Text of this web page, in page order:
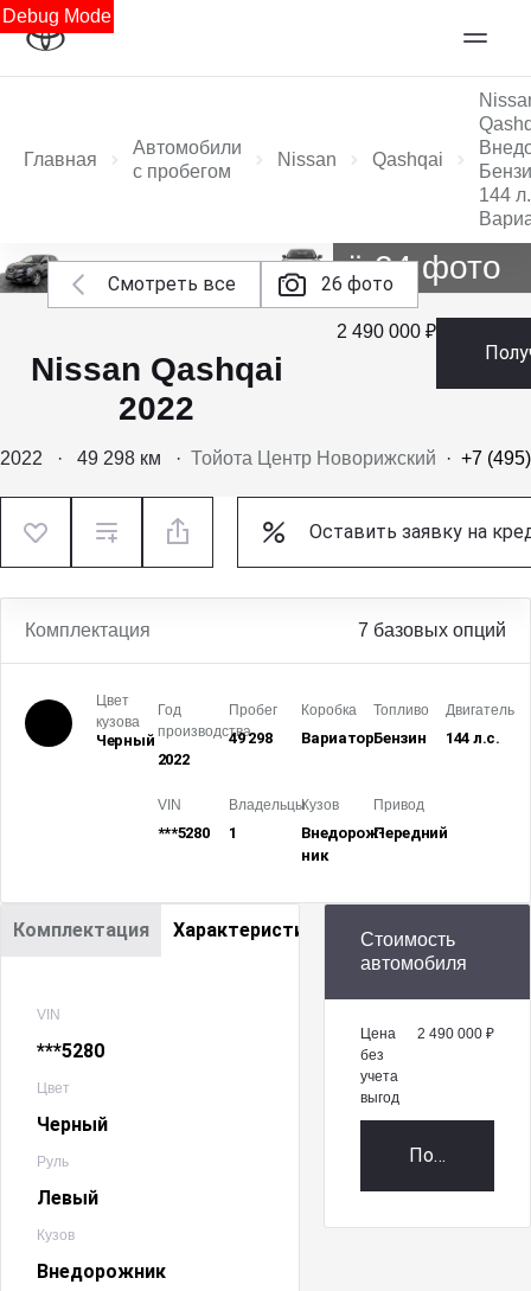
Debug Mode
Главная
Автомобили
с пробегом
Nissan Qashqai
144
Смотреть все 26 фото
Ещё 24 фото
Nissan Qashqai
2022
2 490 000 ₽
2022 · 49 298 км · Тойота Центр Новорижский · +7
Оставить заявку на
Комплектация 7 базовых опций
Цвет
кузова
Черный
Год
производства
2022
Пробег
49 298
Коробка
Вариатор
Топливо
Бензин
Двигатель
144 л.с.
VIN
***5280
Владельцы
1
Кузов
Внедорож­
ник
Привод
Передний
Комплектация Характеристики
VIN
***5280
Цвет
Черный
Руль
Левый
Кузов
Внедорожник
Стоимость
автомобиля
Цена
без
учета
выгод
2 490 000 ₽
Получить